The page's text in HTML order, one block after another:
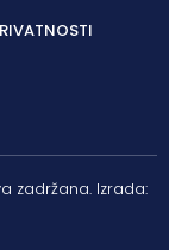
zadržana. Izrada: